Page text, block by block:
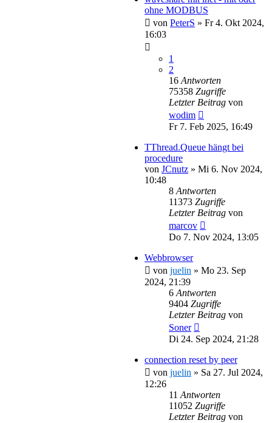
ohne MODBUS
von PeterS » Fr 4. Okt 2024,
16:03
1
2
16 Antworten
75358 Zugriffe
Letzter Beitrag von
wodim
Fr 7. Feb 2025, 16:49
TThread.Queue hängt bei
procedure
von JCnutz » Mi 6. Nov 2024,
10:48
8 Antworten
11373 Zugriffe
Letzter Beitrag von
marcov
Do 7. Nov 2024, 13:05
Webbrowser
von juelin » Mo 23. Sep
2024, 21:39
6 Antworten
9404 Zugriffe
Letzter Beitrag von
Soner
Di 24. Sep 2024, 21:28
connection reset by peer
von juelin » Sa 27. Jul 2024,
12:26
11 Antworten
11052 Zugriffe
Letzter Beitrag von